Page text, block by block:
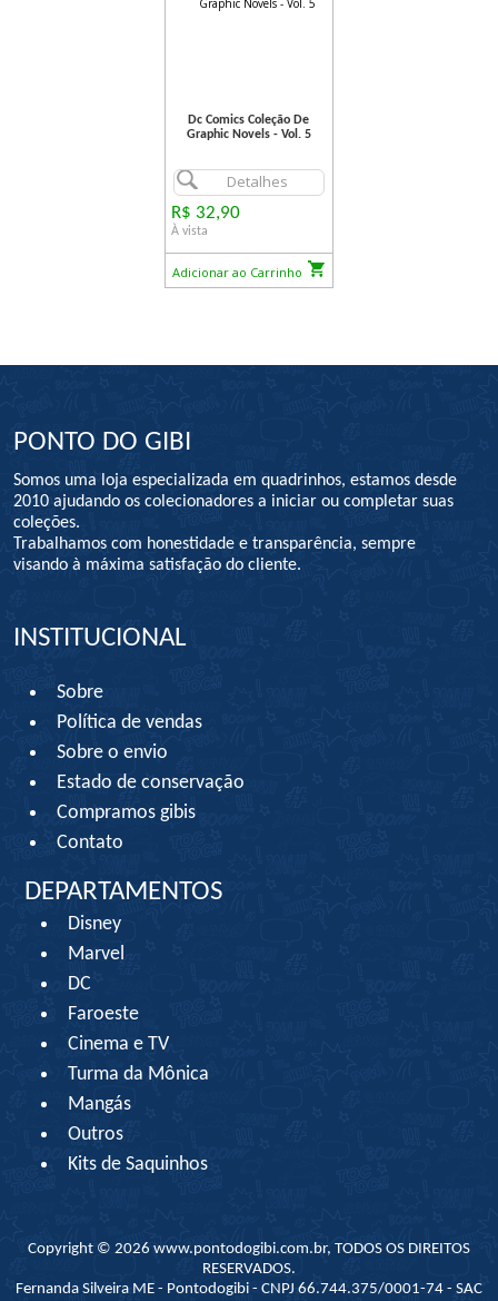
Dc Comics Coleção De
Graphic Novels - Vol. 5
Detalhes
R$ 32,90
À vista
Adicionar ao Carrinho
PONTO DO GIBI
Somos uma loja especializada em quadrinhos, estamos desde
2010 ajudando os colecionadores a iniciar ou completar suas
coleções.
Trabalhamos com honestidade e transparência, sempre
visando à máxima satisfação do cliente.
INSTITUCIONAL
Sobre
Política de vendas
Sobre o envio
Estado de conservação
Compramos gibis
Contato
DEPARTAMENTOS
Disney
Marvel
DC
Faroeste
Cinema e TV
Turma da Mônica
Mangás
Outros
Kits de Saquinhos
Copyright © 2026 www.pontodogibi.com.br, TODOS OS DIREITOS
RESERVADOS.
Fernanda Silveira ME - Pontodogibi - CNPJ 66.744.375/0001-74 - SAC